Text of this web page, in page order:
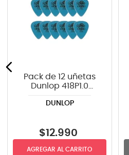
Pack de 12 uñetas
Dunlop 418P1.0
DUNLOP
$12.990
AGREGAR AL CARRITO